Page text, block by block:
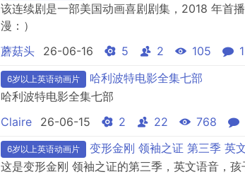
该连续剧是一部美国动画喜剧剧集，2018 年首
漫：）
蘑菇头
26-06-16 5 2 105 1
6岁以上英语动画片
哈利波特电影全集七部
哈利波特电影全集七部
Claire
26-06-15 2 22 768
6岁以上英语动画片
变形金刚 领袖之证 第三季 英
这是变形金刚 领袖之证的第三季，英文语音，孩